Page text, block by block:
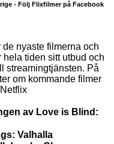
- Följ Flixfilmer på Facebook
nyaste filmerna och
tiden sitt utbud och
streamingtjänsten. På
om kommande filmer
av Love is Blind:
Valhalla